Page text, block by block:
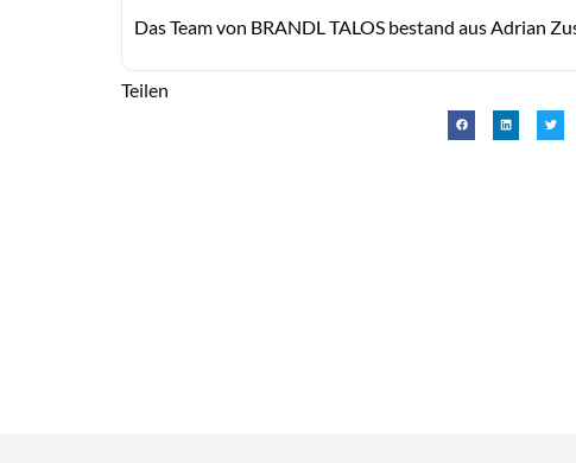
Das Team von BRANDL TALOS bestand aus Adrian
Teilen